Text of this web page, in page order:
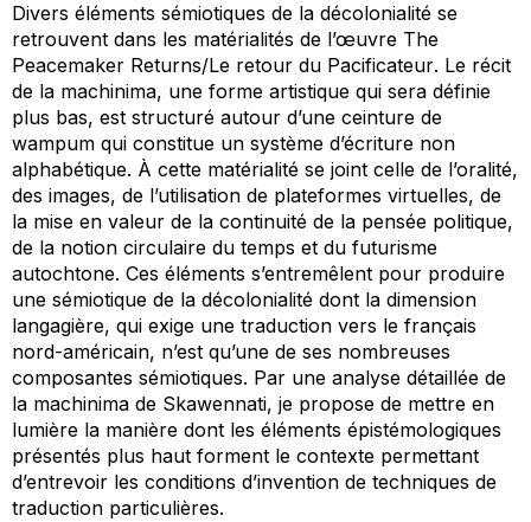
Divers éléments sémiotiques de la décolonialité se
retrouvent dans les matérialités de l’œuvre The
Peacemaker Returns/Le retour du Pacificateur. Le récit
de la machinima, une forme artistique qui sera définie
plus bas, est structuré autour d’une ceinture de
wampum qui constitue un système d’écriture non
alphabétique. À cette matérialité se joint celle de l’oralité,
des images, de l’utilisation de plateformes virtuelles, de
la mise en valeur de la continuité de la pensée politique,
de la notion circulaire du temps et du futurisme
autochtone. Ces éléments s’entremêlent pour produire
une sémiotique de la décolonialité dont la dimension
langagière, qui exige une traduction vers le français
nord-américain, n’est qu’une de ses nombreuses
composantes sémiotiques. Par une analyse détaillée de
la machinima de Skawennati, je propose de mettre en
lumière la manière dont les éléments épistémologiques
présentés plus haut forment le contexte permettant
d’entrevoir les conditions d’invention de techniques de
traduction particulières.